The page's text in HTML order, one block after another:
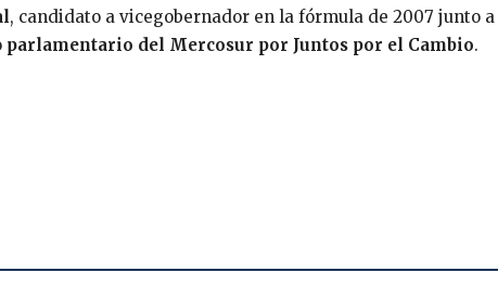
, candidato a vicegobernador en la fórmula de 2007 junto a
parlamentario del Mercosur por Juntos por el Cambio.